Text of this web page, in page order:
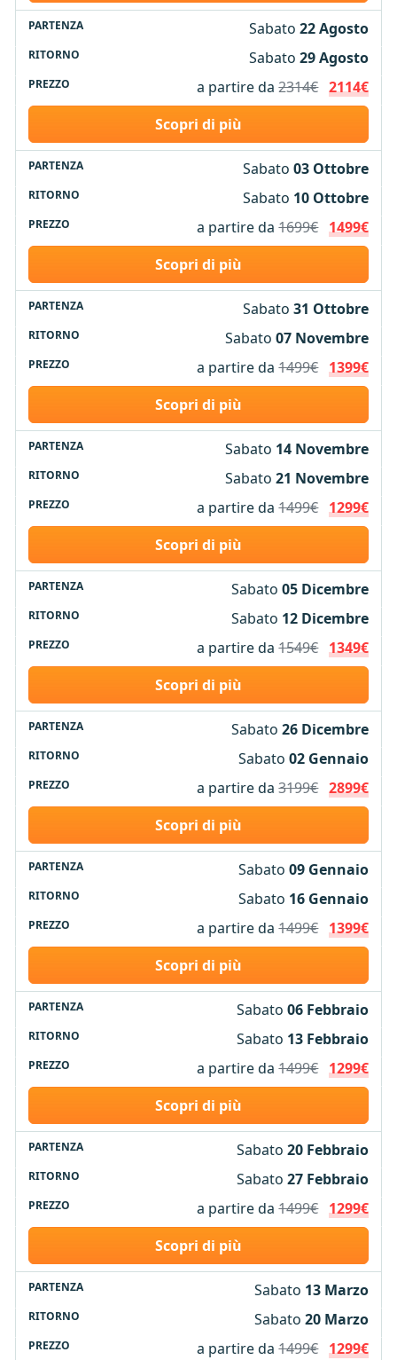
Sabato22 Agosto
Sabato29 Agosto
a partire da2314€ 2114€
Scopri di più
Sabato03 Ottobre
Sabato 10 Ottobre
a partire da1699€ 1499€
Scopri di più
Sabato31 Ottobre
Sabato07 Novembre
a partire da1499€ 1399€
Scopri di più
Sabato 14 Novembre
Sabato21 Novembre
a partire da1499€ 1299€
Scopri di più
Sabato05 Dicembre
Sabato 12 Dicembre
a partire da1549€ 1349€
Scopri di più
Sabato26 Dicembre
Sabato02 Gennaio
a partire da3199€ 2899€
Scopri di più
Sabato09 Gennaio
Sabato 16 Gennaio
a partire da1499€ 1399€
Scopri di più
Sabato06 Febbraio
Sabato 13 Febbraio
a partire da1499€ 1299€
Scopri di più
Sabato20 Febbraio
Sabato27 Febbraio
a partire da1499€ 1299€
Scopri di più
Sabato 13 Marzo
Sabato20 Marzo
a partire da1499€ 1299€